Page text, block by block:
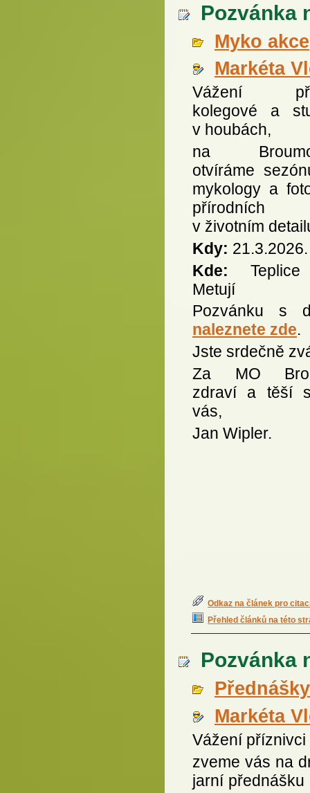
Pozvánka
Myko akce
Markéta
Vážení
kolegové a
v houbách,
na
otvíráme
mykology a
přírodních
v životním
Kdy: 21.3.2026.
Kde:
Metují
Pozvánku s
naleznete zde.
Jste srdečně
Za MO
zdraví a těší
vás,
Jan Wipler.
Odkaz na článek pro
Přehled článků na této
Pozvánka
Přednášky
Markéta
Vážení příznivci
zveme vás na
jarní přednášku